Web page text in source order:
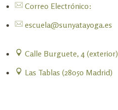
Correo Electrónico:
escuela@sunyatayoga.es
Calle Burguete, 4 (exterior)
Las Tablas (28050 Madrid)